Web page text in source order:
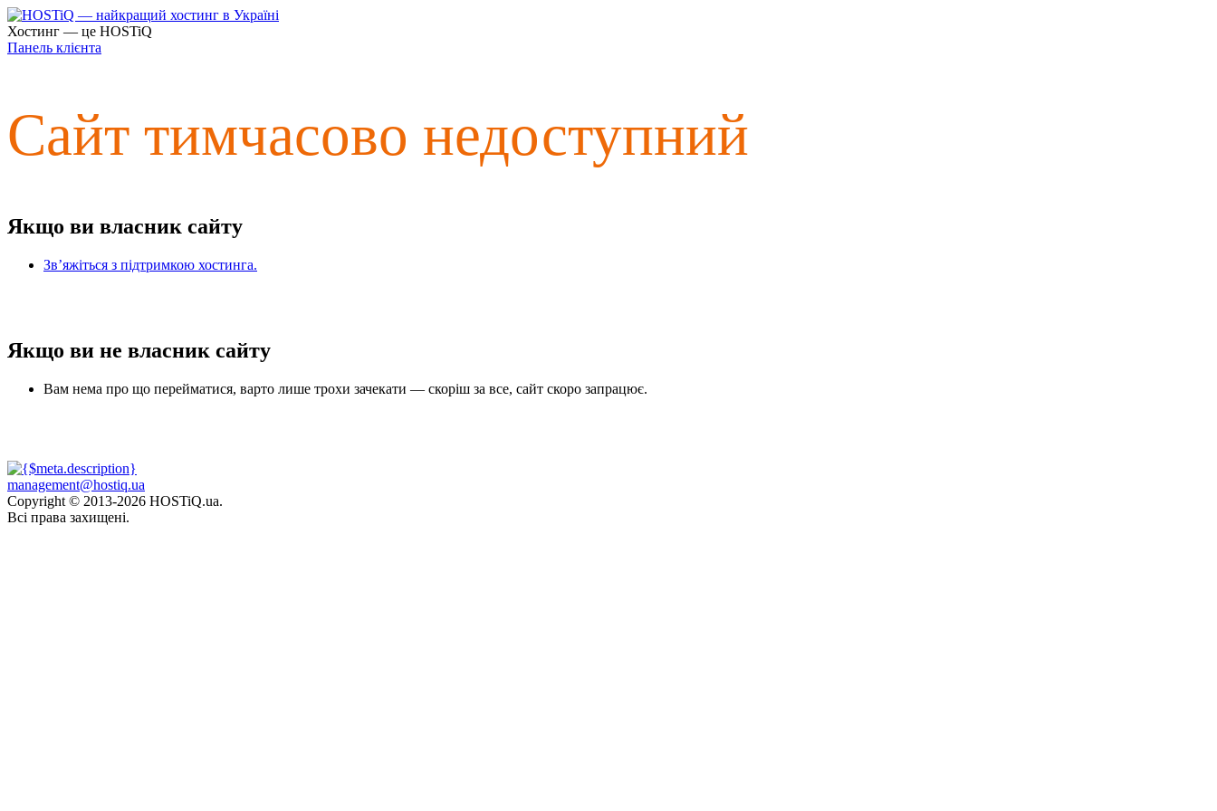
Хостинг — це HOSTiQ
Панель клієнта
Сайт тимчасово недоступний
Якщо ви власник сайту
Зв’яжіться з підтримкою хостинга.
Якщо ви не власник сайту
Вам нема про що перейматися, варто лише трохи зачекати — скоріш за все, сайт скоро запрацює.
management@hostiq.ua
Copyright © 2013-2026 HOSTiQ.ua.
Всі права захищені.